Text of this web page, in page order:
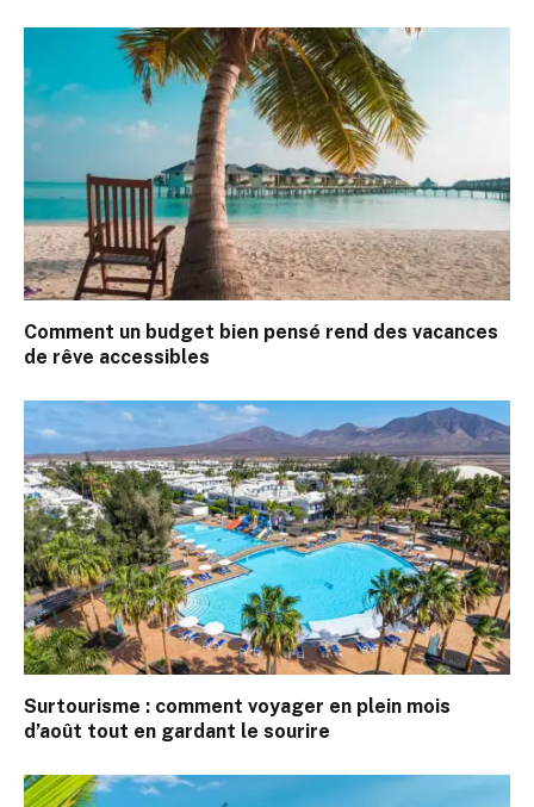
Comment un budget bien pensé rend des vacances
de rêve accessibles
Surtourisme : comment voyager en plein mois
d’août tout en gardant le sourire